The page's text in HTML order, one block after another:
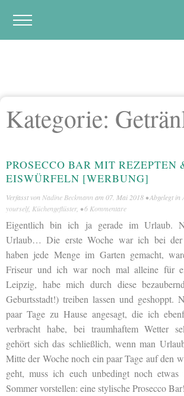
Kategorie:
PROSECCO BAR MIT REZEPTEN
EISWÜRFELN [WERBUNG]
Verfasst von Nadine Beckmann am 07. Mai 2018 • Abgelegt in
yourself, Küchengeflüster, •6 Kommentare
Eigentlich bin ich ja gerade im Urlaub.
Urlaub… Die erste Woche war ich bei
haben jede Menge im Garten gemacht,
Friseur und ich war noch mal alleine für
Leipzig, habe mich durch diese
Geburtsstadt!) treiben lassen und geshoppt.
paar Tage zu Hause angesagt, die ich
verbracht habe, bei traumhaftem Wetter
gehört sich das schließlich, wenn man
Mitte der Woche noch ein paar Tage auf den
geht, muss ich euch unbedingt noch etwas
Sommer vorstellen: eine stylische Prosecco Bar!